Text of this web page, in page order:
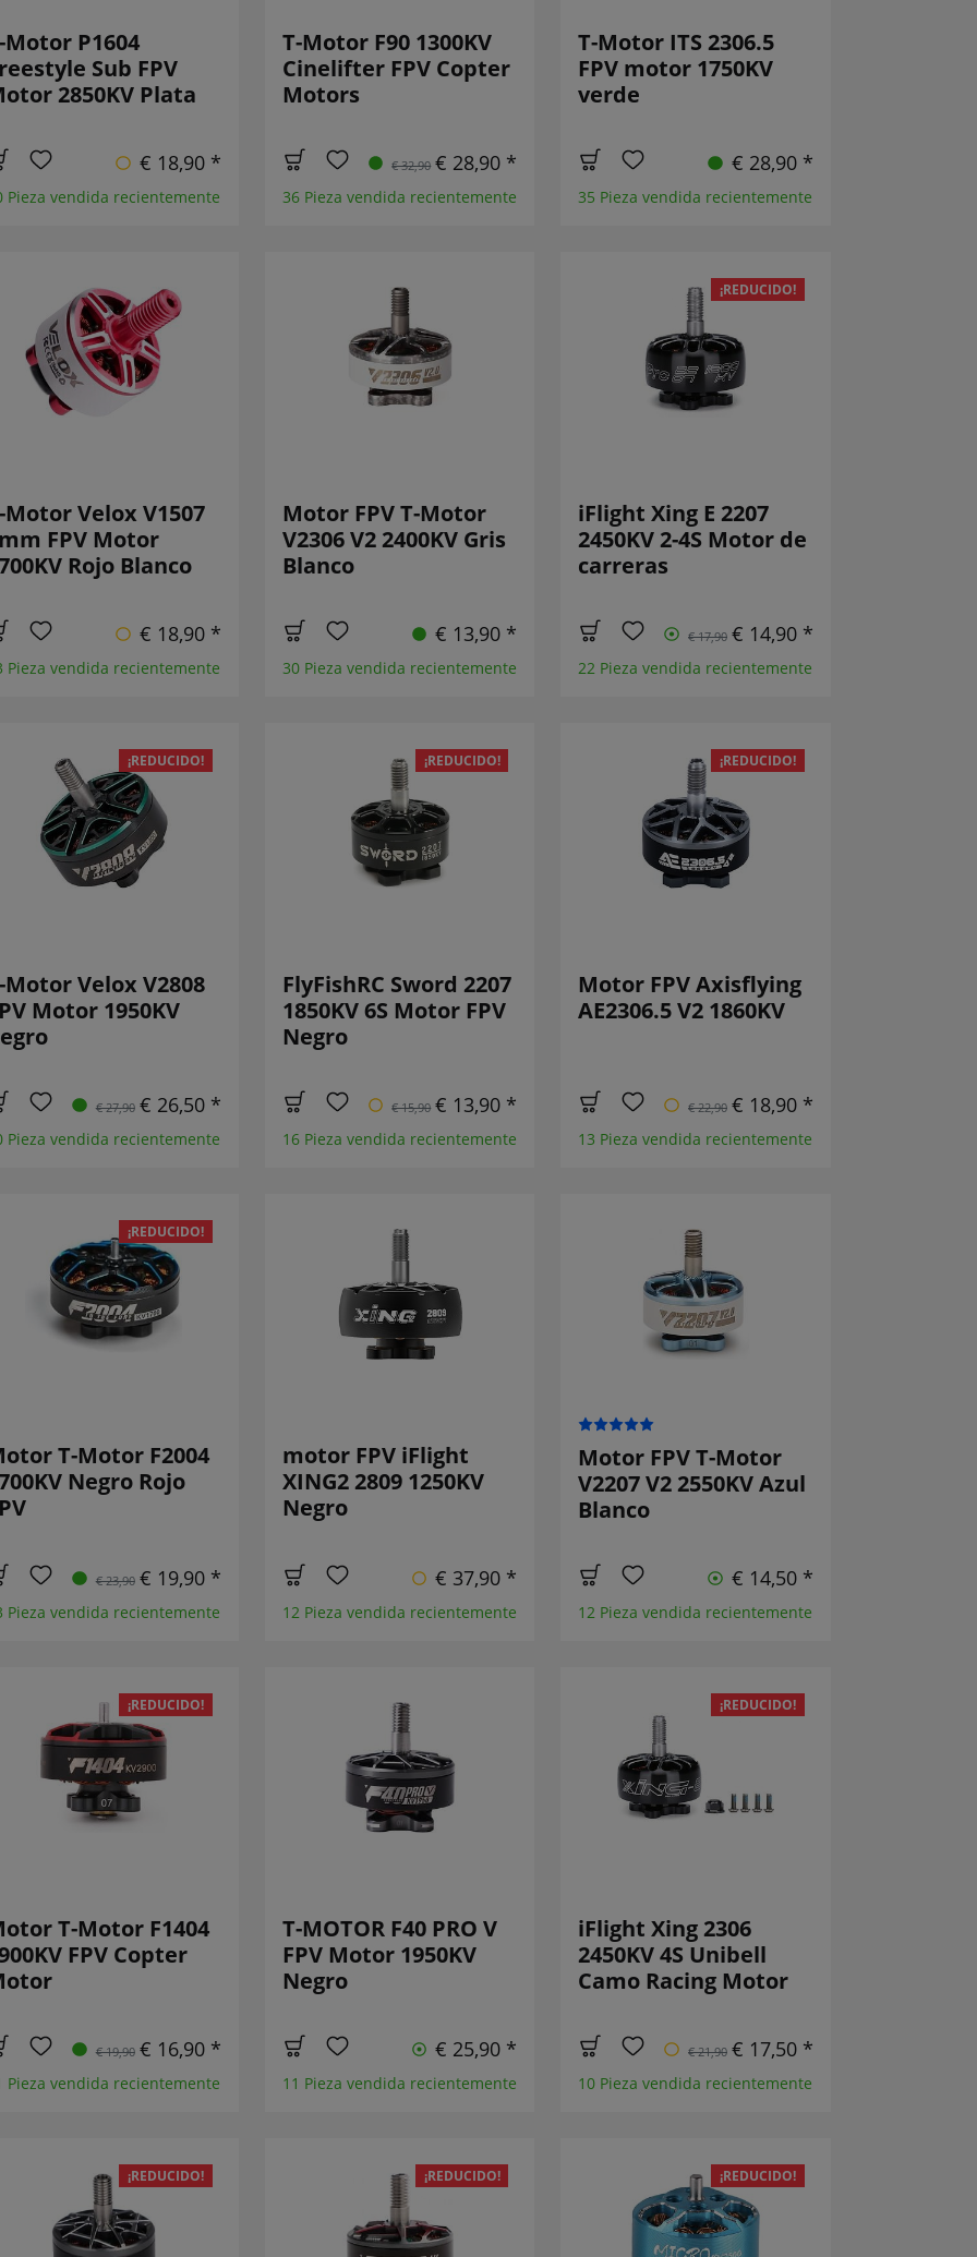
Motor P1604
Sub FPV
2850KV Plata
€ 18,90 *
Pieza vendida recientemente
T-Motor F90 1300KV
Cinelifter FPV Copter
Motors
€ 32,90 € 28,90 *
36 Pieza vendida recientemente
T-Motor ITS 2306.5
FPV motor 1750KV
verde
€ 28,90 *
35 Pieza vendida recientemente
Motor Velox V1507
FPV Motor
Rojo Blanco
€ 18,90 *
Pieza vendida recientemente
Motor FPV T-Motor
V2306 V2 2400KV Gris
Blanco
€ 13,90 *
30 Pieza vendida recientemente
¡REDUCIDO!
iFlight Xing E 2207
2450KV 2-4S Motor de
carreras
€ 17,90 € 14,90 *
22 Pieza vendida recientemente
¡REDUCIDO!
Motor Velox V2808
Motor 1950KV
€ 27,90 € 26,50 *
Pieza vendida recientemente
¡REDUCIDO!
FlyFishRC Sword 2207
1850KV 6S Motor FPV
Negro
€ 15,90 € 13,90 *
16 Pieza vendida recientemente
¡REDUCIDO!
Motor FPV Axisflying
AE2306.5 V2 1860KV
€ 22,90 € 18,90 *
13 Pieza vendida recientemente
¡REDUCIDO!
T-Motor F2004
Negro Rojo
€ 23,90 € 19,90 *
Pieza vendida recientemente
motor FPV iFlight
XING2 2809 1250KV
Negro
€ 37,90 *
12 Pieza vendida recientemente
Motor FPV T-Motor
V2207 V2 2550KV Azul
Blanco
€ 14,50 *
12 Pieza vendida recientemente
¡REDUCIDO!
T-Motor F1404
FPV Copter
€ 19,90 € 16,90 *
Pieza vendida recientemente
T-MOTOR F40 PRO V
FPV Motor 1950KV
Negro
€ 25,90 *
11 Pieza vendida recientemente
¡REDUCIDO!
iFlight Xing 2306
2450KV 4S Unibell
Camo Racing Motor
€ 21,90 € 17,50 *
10 Pieza vendida recientemente
¡REDUCIDO! ¡REDUCIDO! ¡REDUCIDO!